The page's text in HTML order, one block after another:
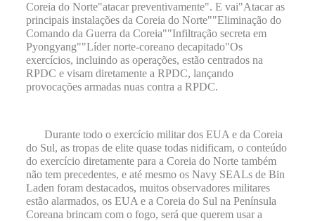
Coreia do Norte"atacar preventivamente". E vai"Atacar as
principais instalações da Coreia do Norte""Eliminação do
Comando da Guerra da Coreia""Infiltração secreta em
Pyongyang""Líder norte-coreano decapitado"Os
exercícios, incluindo as operações, estão centrados na
RPDC e visam diretamente a RPDC, lançando
provocações armadas nuas contra a RPDC.
Durante todo o exercício militar dos EUA e da Coreia
do Sul, as tropas de elite quase todas nidificam, o conteúdo
do exercício diretamente para a Coreia do Norte também
não tem precedentes, e até mesmo os Navy SEALs de Bin
Laden foram destacados, muitos observadores militares
estão alarmados, os EUA e a Coreia do Sul na Península
Coreana brincam com o fogo, será que querem usar a